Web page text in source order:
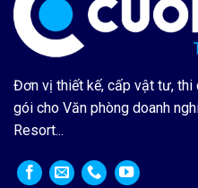
Đơn vị thiết kế, cấp vật tư, thi
gói cho Văn phòng doanh
Resort...